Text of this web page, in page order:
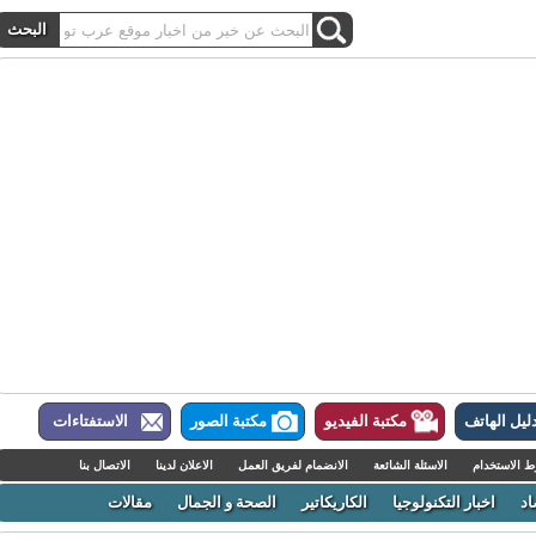
الهاتف مكتبة الفيديو مكتبة الصور الاستفتاءات
الاسئلة الشائعة الانضمام لفريق العمل الاعلان لدينا الاتصال بنا
اخبار التكنولوجيا الكاريكاتير الصحة و الجمال مقالات